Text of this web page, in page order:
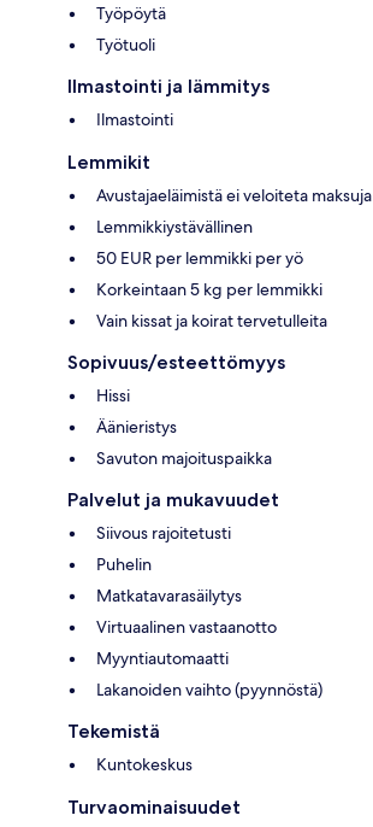
Työpöytä
Työtuoli
Ilmastointi ja lämmitys
Ilmastointi
Lemmikit
Avustajaeläimistä ei veloiteta maksuja
Lemmikkiystävällinen
50 EUR per lemmikki per yö
Korkeintaan 5 kg per lemmikki
Vain kissat ja koirat tervetulleita
Sopivuus/esteettömyys
Hissi
Äänieristys
Savuton majoituspaikka
Palvelut ja mukavuudet
Siivous rajoitetusti
Puhelin
Matkatavarasäilytys
Virtuaalinen vastaanotto
Myyntiautomaatti
Lakanoiden vaihto (pyynnöstä)
Tekemistä
Kuntokeskus
Turvaominaisuudet